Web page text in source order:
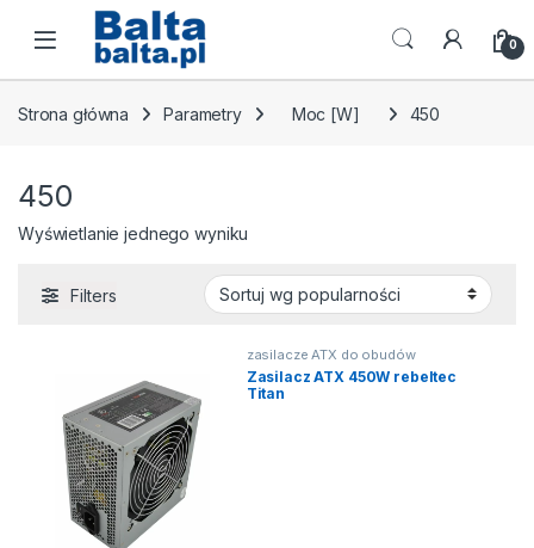
Skip to navigation
Skip to content
Open 0
Strona główna Parametry Moc [W] 450
450
Wyświetlanie jednego wyniku
Filters
zasilacze ATX do obudów
komputerowych
Zasilacz ATX 450W rebeltec
Titan